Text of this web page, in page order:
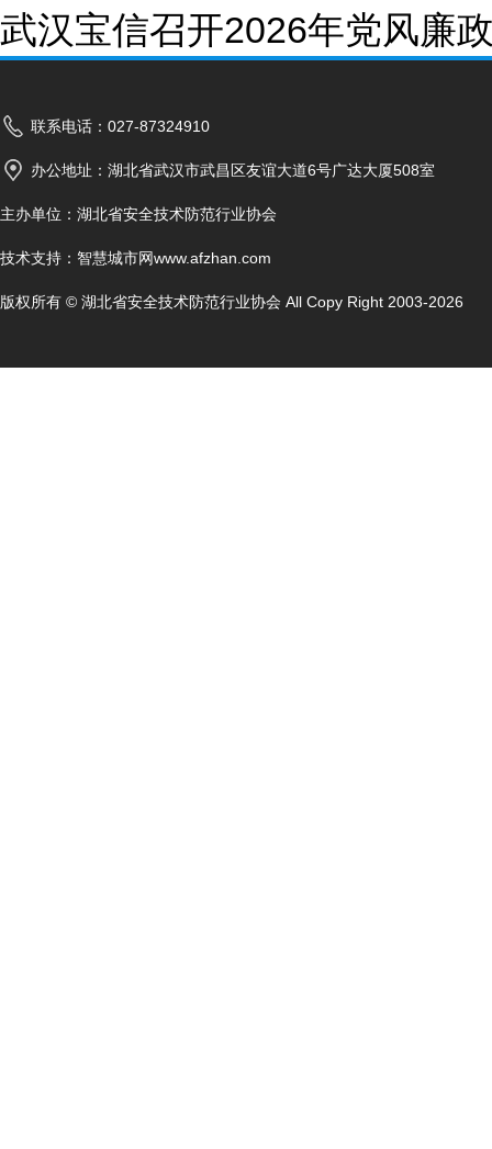
武汉宝信召开2026年党风廉
联系电话：027-87324910
办公地址：湖北省武汉市武昌区友谊大道6号广达大厦508室
主办单位：湖北省安全技术防范行业协会
技术支持： 智慧城市网www.afzhan.com
版权所有 © 湖北省安全技术防范行业协会 All Copy Right 2003-2026